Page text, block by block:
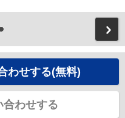
わせする(無料)
合わせする